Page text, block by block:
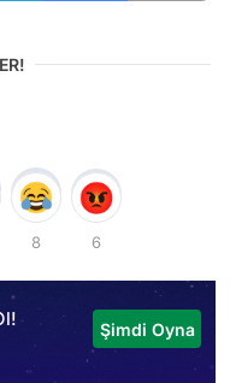
8 6
Şimdi Oyna